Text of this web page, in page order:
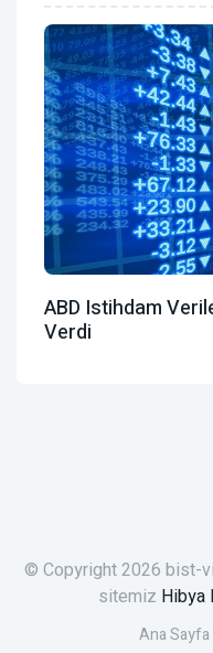
ABD Istihdam
Verdi
© Copyright 2026 bist-
sitemiz Hibya
Ana Sayfa